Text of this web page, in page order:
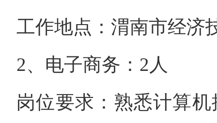
工作地点：渭南市经济
2、电子商务：2人
岗位要求：熟悉计算